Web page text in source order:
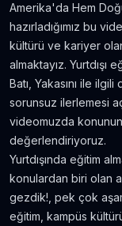
Amerika'da Hem
hazırladığımız bu
kültürü ve kariyer
almaktayız. Yurtdışı
Batı, Yakasını ile
sorunsuz ilerlemesi
videomuzda konunun
değerlendiriyoruz.
Yurtdışında eğitim
konulardan biri olan
gezdik!, pek çok
eğitim, kampüs